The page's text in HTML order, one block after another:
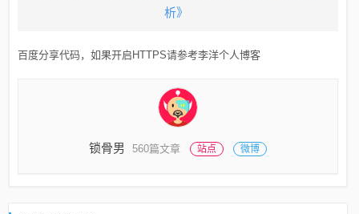
析》
百度分享代码，如果开启HTTPS请参考李洋个人博客
锁骨男 560篇文章 站点 微博